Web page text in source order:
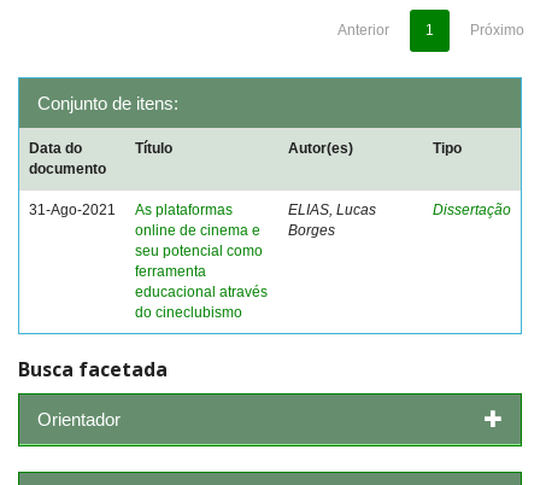
Anterior 1 Próximo
Conjunto de itens:
Data do
documento
Título Autor(es) Tipo
31-Ago-2021
As plataformas
online de cinema e
seu potencial como
ferramenta
educacional através
do cineclubismo
ELIAS, Lucas
Borges
Dissertação
Busca facetada
Orientador